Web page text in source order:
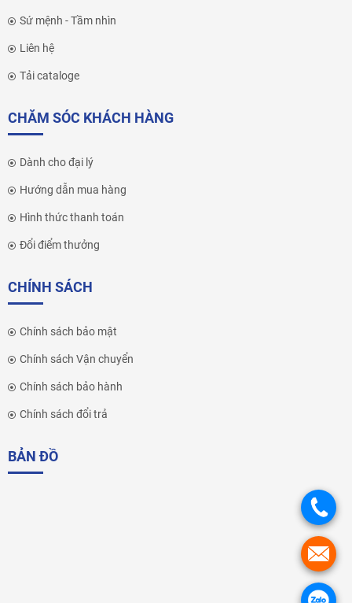
Sứ mệnh - Tầm nhìn
Liên hệ
Tải cataloge
CHĂM SÓC KHÁCH HÀNG
Dành cho đại lý
Hướng dẫn mua hàng
Hình thức thanh toán
Đổi điểm thưởng
CHÍNH SÁCH
Chính sách bảo mật
Chính sách Vận chuyển
Chính sách bảo hành
Chính sách đổi trả
BẢN ĐỒ
.
.
.